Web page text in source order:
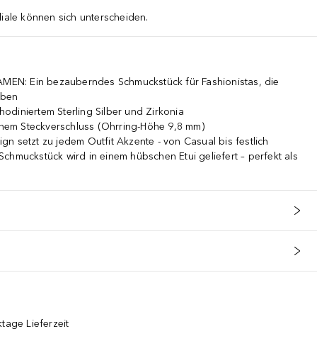
können sich unterscheiden.
Ein bezauberndes Schmuckstück für Fashionistas, die
Sterling Silber und Zirkonia
Steckverschluss (Ohrring-Höhe 9,8 mm)
setzt zu jedem Outfit Akzente - von Casual bis festlich
Schmuckstück wird in einem hübschen Etui geliefert – perfekt als
Lieferzeit